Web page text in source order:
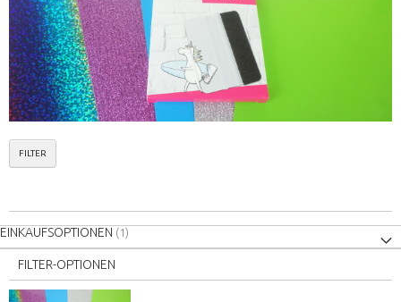
FILTER
EINKAUFSOPTIONEN
FILTER-OPTIONEN